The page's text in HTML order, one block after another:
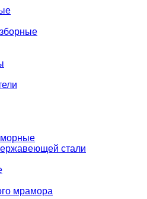
стали
мрамора